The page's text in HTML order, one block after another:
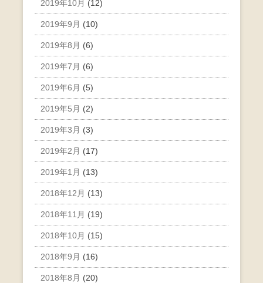
2019年10月 (12)
2019年9月 (10)
2019年8月 (6)
2019年7月 (6)
2019年6月 (5)
2019年5月 (2)
2019年3月 (3)
2019年2月 (17)
2019年1月 (13)
2018年12月 (13)
2018年11月 (19)
2018年10月 (15)
2018年9月 (16)
2018年8月 (20)